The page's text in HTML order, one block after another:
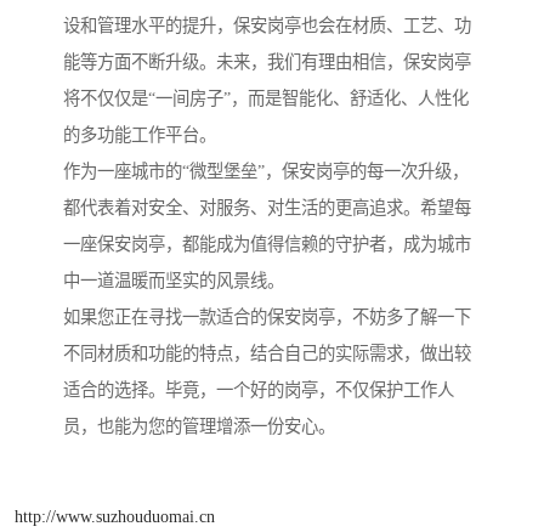
设和管理水平的提升，保安岗亭也会在材质、工艺、功
能等方面不断升级。未来，我们有理由相信，保安岗亭
将不仅仅是“一间房子”，而是智能化、舒适化、人性化
的多功能工作平台。
作为一座城市的“微型堡垒”，保安岗亭的每一次升级，
都代表着对安全、对服务、对生活的更高追求。希望每
一座保安岗亭，都能成为值得信赖的守护者，成为城市
中一道温暖而坚实的风景线。
如果您正在寻找一款适合的保安岗亭，不妨多了解一下
不同材质和功能的特点，结合自己的实际需求，做出较
适合的选择。毕竟，一个好的岗亭，不仅保护工作人
员，也能为您的管理增添一份安心。
http://www.suzhouduomai.cn